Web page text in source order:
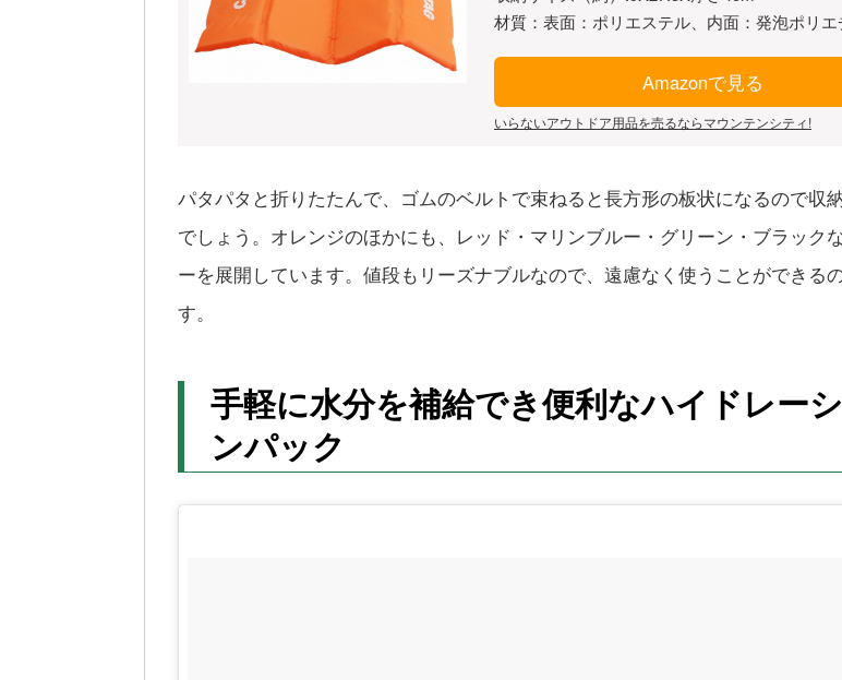
材質：表面：ポリエステル、内面：発泡ポリエ
Amazonで見る
いらないアウトドア用品を売るならマウンテンシティ!
パタパタと折りたたんで、ゴムのベルトで束ねると長方形の板状になるので収
でしょう。オレンジのほかにも、レッド・マリンブルー・グリーン・ブラック
ーを展開しています。値段もリーズナブルなので、遠慮なく使うことができる
す。
手軽に水分を補給でき便利なハイドレー
ンパック